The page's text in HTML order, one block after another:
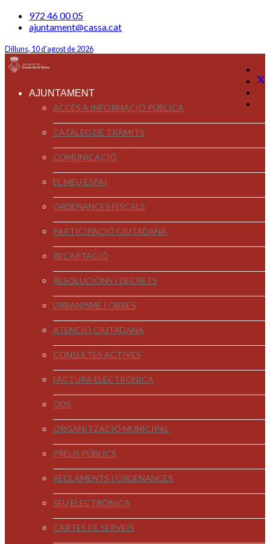
972 46 00 05
ajuntament@cassa.cat
Dilluns, 10 d'agost de 2026
AJUNTAMENT
ACCÉS A INFORMACIÓ PÚBLICA
CATÀLEG DE TRÀMITS
COMUNICACIÓ
EL MEU ESPAI
ORDENANCES FISCALS
PARTICIPACIÓ CIUTADANA
RECAPTACIÓ
RESOLUCIONS I DECRETS
URBANISME I OBRES
ATENCIÓ CIUTADANA
CONSULTES ACTIVES
FACTURA ELECTRÒNICA
ODS
ORGANITZACIÓ MUNICIPAL
PREUS PÚBLICS
REGLAMENTS I ORDENANCES
SEU ELECTRÒNICA
CARTES DE SERVEIS